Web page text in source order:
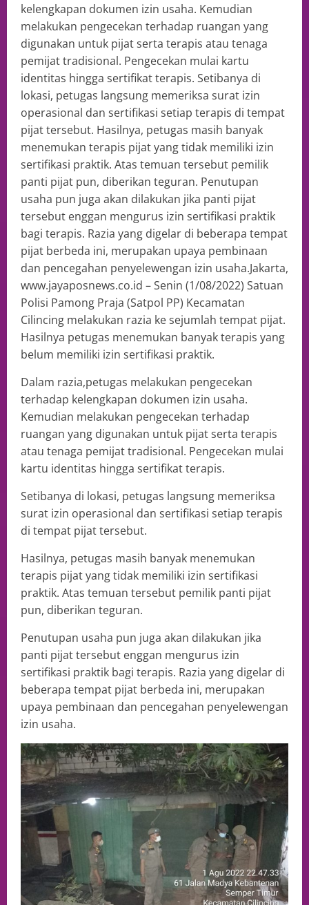
kelengkapan dokumen izin usaha. Kemudian
melakukan pengecekan terhadap ruangan yang
digunakan untuk pijat serta terapis atau tenaga
pemijat tradisional. Pengecekan mulai kartu
identitas hingga sertifikat terapis. Setibanya di
lokasi, petugas langsung memeriksa surat izin
operasional dan sertifikasi setiap terapis di tempat
pijat tersebut. Hasilnya, petugas masih banyak
menemukan terapis pijat yang tidak memiliki izin
sertifikasi praktik. Atas temuan tersebut pemilik
panti pijat pun, diberikan teguran. Penutupan
usaha pun juga akan dilakukan jika panti pijat
tersebut enggan mengurus izin sertifikasi praktik
bagi terapis. Razia yang digelar di beberapa tempat
pijat berbeda ini, merupakan upaya pembinaan
dan pencegahan penyelewengan izin usaha.Jakarta,
www.jayaposnews.co.id – Senin (1/08/2022) Satuan
Polisi Pamong Praja (Satpol PP) Kecamatan
Cilincing melakukan razia ke sejumlah tempat pijat.
Hasilnya petugas menemukan banyak terapis yang
belum memiliki izin sertifikasi praktik.
Dalam razia,petugas melakukan pengecekan
terhadap kelengkapan dokumen izin usaha.
Kemudian melakukan pengecekan terhadap
ruangan yang digunakan untuk pijat serta terapis
atau tenaga pemijat tradisional. Pengecekan mulai
kartu identitas hingga sertifikat terapis.
Setibanya di lokasi, petugas langsung memeriksa
surat izin operasional dan sertifikasi setiap terapis
di tempat pijat tersebut.
Hasilnya, petugas masih banyak menemukan
terapis pijat yang tidak memiliki izin sertifikasi
praktik. Atas temuan tersebut pemilik panti pijat
pun, diberikan teguran.
Penutupan usaha pun juga akan dilakukan jika
panti pijat tersebut enggan mengurus izin
sertifikasi praktik bagi terapis. Razia yang digelar di
beberapa tempat pijat berbeda ini, merupakan
upaya pembinaan dan pencegahan penyelewengan
izin usaha.